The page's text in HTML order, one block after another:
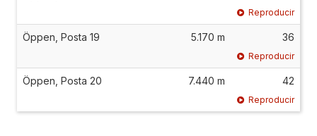
Reproducir
Öppen, Posta 19 5.170 m 36
Reproducir
Öppen, Posta 20 7.440 m 42
Reproducir